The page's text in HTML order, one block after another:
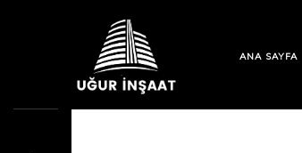
ANA SAYFA